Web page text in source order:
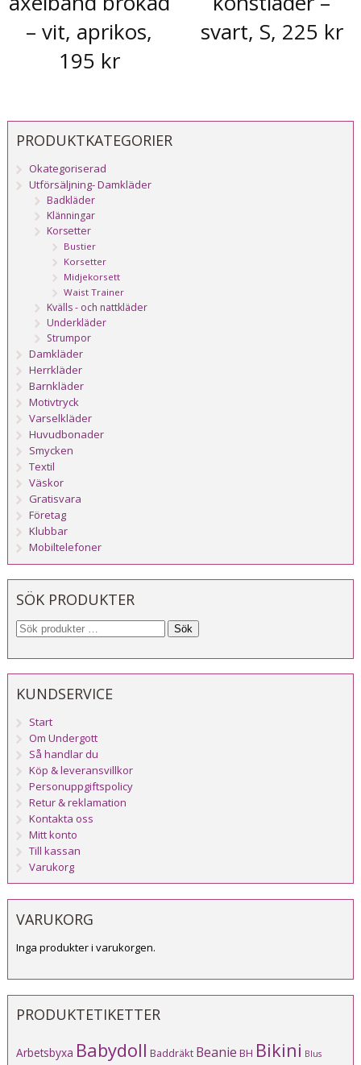
– vit, aprikos,
195 kr
svart, S, 225 kr
PRODUKTKATEGORIER
Okategoriserad
Utförsäljning- Damkläder
Badkläder
Klänningar
Korsetter
Bustier
Korsetter
Midjekorsett
Waist Trainer
Kvälls - och nattkläder
Underkläder
Strumpor
Damkläder
Herrkläder
Barnkläder
Motivtryck
Varselkläder
Huvudbonader
Smycken
Textil
Väskor
Gratisvara
Företag
Klubbar
Mobiltelefoner
SÖK PRODUKTER
Sök
KUNDSERVICE
Start
Om Undergott
Så handlar du
Köp & leveransvillkor
Personuppgiftspolicy
Retur & reklamation
Kontakta oss
Mitt konto
Till kassan
Varukorg
VARUKORG
Inga produkter i varukorgen.
PRODUKTETIKETTER
Arbetsbyxa Babydoll Baddräkt Beanie BH Bikini Blus